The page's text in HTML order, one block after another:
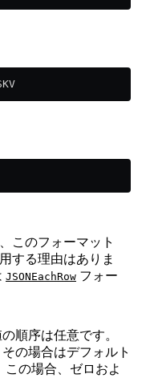
このフォーマット
する理由はありま
JSONEachRow フォー
順序は任意です。
の場合はデフォルト
の場合、ゼロおよ